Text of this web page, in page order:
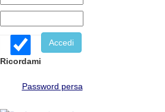
Ricordami
Password persa